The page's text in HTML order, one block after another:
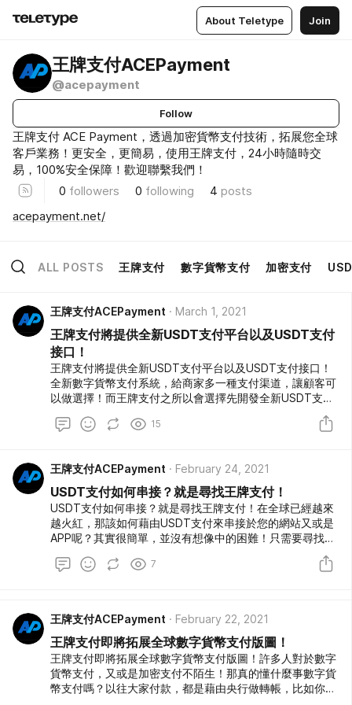
About Teletype Join
王牌支付ACEPayment
@acepayment
Follow
王牌支付 ACE Payment，透過加密貨幣支付技術，拓展您全球
客戶業務！更安全，更簡易，使用王牌支付，24小時隨時交
易，100%安全保障！歡迎聯繫我們！
0 followers 0 following 4 posts
acepayment.net/
ALL POSTS 王牌支付 數字貨幣支付 加密支付
王牌支付ACEPayment March 1, 2021
王牌支付將提供全新USDT支付平台以及USDT支付
接口！
王牌支付將提供全新USDT支付平台以及USDT支付接口！
全新數字貨幣支付系統，給商家多一種支付渠道，讓顧客可
以做選擇！而王牌支付之所以會選擇先開發全新USDT支付
平台接口服務，是因為USDT穩定幣在為來會有無線應用空
間！那為什麼會這樣說將來應用會非常廣？首先，USDT在
不會上上下下。這是其中一個很重要的原因，為什麼可以被
廣泛應用。至今，已經有許多商業模式，已經串接USDT支
付接口，就由USDT支付平台，來接收虛擬貨幣。像是國際
購物網站，又或是直播網站，甚至是國際旅遊網站。避免掉
了跨國購買的手續費用，而且虛擬貨幣交易速度非常快速，
成本非常低，讓虛擬貨幣交易可以應用在網站，又或是APP
購物上。甚至還有線上遊戲，許多遊戲設計會朝著可以藉由
以太幣等知名的加密貨幣。的確受到大家的廣泛接受。然
侯，USDT也是受到大家的接受。這是其中一個重點之所以
USDT可以被廣泛應用。如果一個加密貨幣都沒有人想擁
有，那麽你該怎麼做交易讓大家去接收呢？不論你是在幣安
交易所，甚至是火幣交易所，通通可以兌換到USDT。此
外，在每一個國家的數字貨幣交易所，您也可以教USDT兌
15
王牌支付ACEPayment February 24, 2021
USDT支付如何串接？就是尋找王牌支付！
USDT支付如何串接？就是尋找王牌支付！在全球已經越來
越火紅，那該如何藉由USDT支付來串接於您的網站又或是
APP呢？其實很簡單，並沒有想像中的困難！只需要尋找有
提供數字貨幣支付的開發公司，他們都能協助您串接！加密
貨幣已經在全球越來越火紅，然而USDT也被廣泛地接受！
對會讓您的現有業務，持續拓展！甚至是拓展全球！數字貨
幣支付，絕對是讓您成長方式！趕緊聯繫！
7
王牌支付ACEPayment February 22, 2021
王牌支付即將拓展全球數字貨幣支付版圖！
王牌支付即將拓展全球數字貨幣支付版圖！許多人對於數字
貨幣支付，又或是加密支付不陌生！那真的懂什麼事數字貨
幣支付嗎？以往大家付款，都是藉由央行做轉帳，比如你要